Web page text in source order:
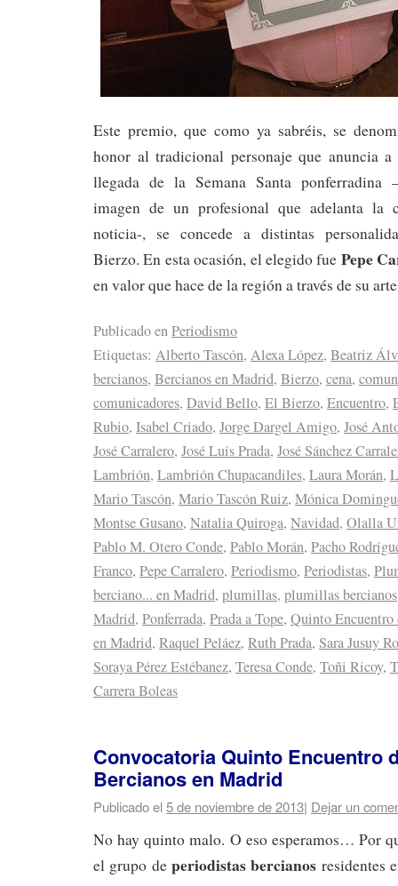
Este premio, que como ya sabréis, se
honor al tradicional personaje que anuncia
llegada de la Semana Santa ponferradina
imagen de un profesional que adelanta la
noticia-, se concede a distintas
Bierzo. En esta ocasión, el elegido fue Pepe
en valor que hace de la región a través de su
Publicado enPeriodismo
Etiquetas: Alberto Tascón, Alexa López, Beatriz
bercianos, Bercianos en Madrid, Bierzo, cena,
comunicadores, David Bello, El Bierzo, Encuentro,
Rubio, Isabel Criado, Jorge Dargel Amigo, José
José Carralero, José Luís Prada, José Sánchez
Lambrión, Lambrión Chupacandiles, Laura Morán,
Mario Tascón, Mario Tascón Ruiz, Mónica
Montse Gusano, Natalia Quiroga, Navidad, Olalla
Pablo M. Otero Conde, Pablo Morán, Pacho
Franco, Pepe Carralero, Periodismo, Periodistas,
berciano... en Madrid, plumillas, plumillas bercianos
Madrid, Ponferrada, Prada a Tope, Quinto Encuentro
en Madrid, Raquel Peláez, Ruth Prada, Sara Jusuy
Soraya Pérez Estébanez, Teresa Conde, Toñi Ricoy,
Carrera Boleas
Convocatoria Quinto Encuentro
Bercianos en Madrid
Publicado el5 de noviembre de 2013| Dejar un
No hay quinto malo. O eso esperamos… Por
el grupo de periodistas bercianos residentes